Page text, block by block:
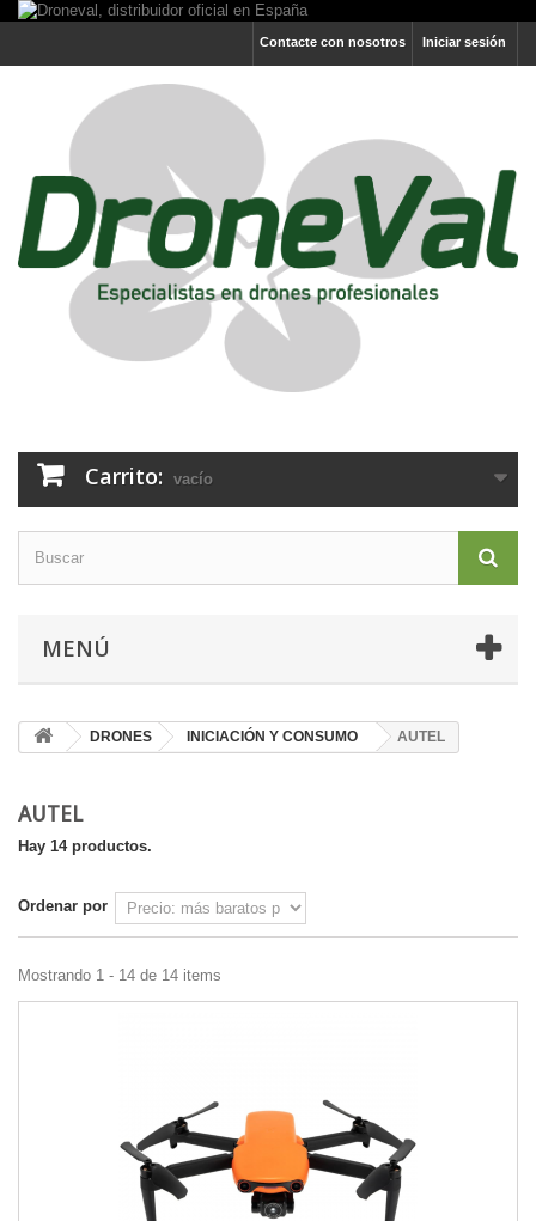
Iniciar sesión
Contacte con nosotros
Carrito: vacío
MENÚ
DRONES INICIACIÓN Y CONSUMO AUTEL
AUTEL
Hay 14 productos.
Ordenar por
Mostrando 1 - 14 de 14 items